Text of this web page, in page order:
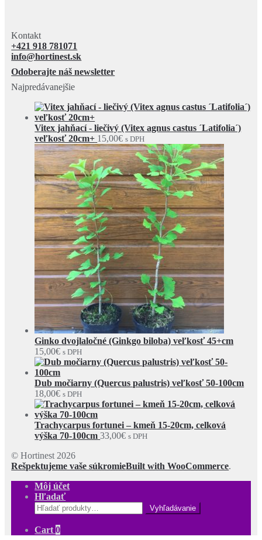
Kontakt
+421 918 781071
info@hortinest.sk
Odoberajte náš newsletter
Najpredávanejšie
Vitex jahňací - liečivý (Vitex agnus castus ´Latifolia´)
veľkosť 20cm+ 15,00€ s DPH
Ginko dvojlaločné (Ginkgo biloba) veľkosť 45+cm
15,00€ s DPH
Dub močiarny (Quercus palustris) veľkosť 50-100cm
18,00€ s DPH
Trachycarpus fortunei – kmeň 15-20cm, celková
výška 70-100cm 33,00€ s DPH
© Hortinest 2026
Rešpektujeme vaše súkromieBuilt with WooCommerce.
Môj účet
Hľadať
Hľadať:
Cart0